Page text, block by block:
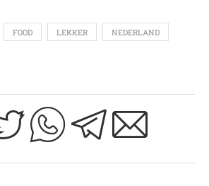
FOOD LEKKER NEDERLAND